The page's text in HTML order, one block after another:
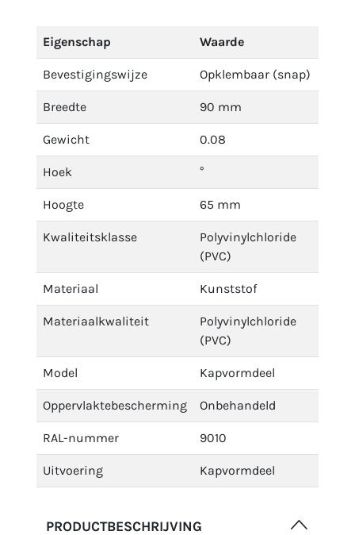
Eigenschap Waarde
Bevestigingswijze Opklembaar (snap)
Breedte 90 mm
Gewicht 0.08
Hoek °
Hoogte 65 mm
Kwaliteitsklasse
Polyvinylchloride
(PVC)
Materiaal Kunststof
Materiaalkwaliteit
Polyvinylchloride
(PVC)
Model Kapvormdeel
Oppervlaktebescherming Onbehandeld
RAL-nummer 9010
Uitvoering Kapvormdeel
PRODUCTBESCHRIJVING